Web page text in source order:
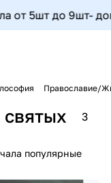
5шт до 9шт-
Православие/
3
популярные